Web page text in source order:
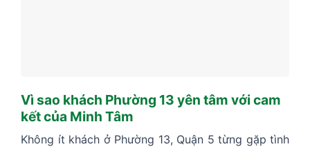
Vì sao khách Phường 13 yên tâm với cam
kết của Minh Tâm
Không ít khách ở Phường 13, Quận 5 từng gặp tình